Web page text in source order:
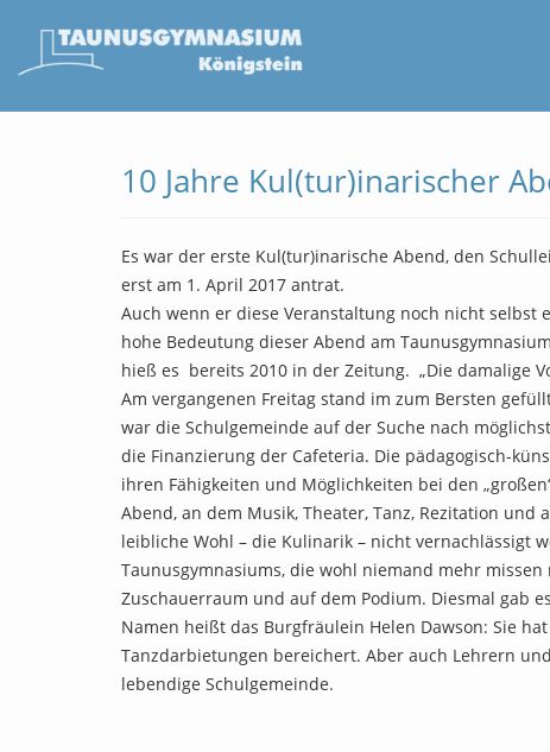
10 Jahre Kul(tur)inarischer
Es war der erste Kul(tur)inarische Abend, den
erst am 1. April 2017 antrat.
Auch wenn er diese Veranstaltung noch nicht selbst
hohe Bedeutung dieser Abend am
hieß es bereits 2010 in der Zeitung. „Die damalige
Am vergangenen Freitag stand im zum Bersten
war die Schulgemeinde auf der Suche nach
die Finanzierung der Cafeteria. Die pädagogisch-
ihren Fähigkeiten und Möglichkeiten bei den
Abend, an dem Musik, Theater, Tanz, Rezitation
leibliche Wohl – die Kulinarik – nicht vernachlässigt
Taunusgymnasiums, die wohl niemand mehr
Zuschauerraum und auf dem Podium. Diesmal gab
Namen heißt das Burgfräulein Helen Dawson: Sie
Tanzdarbietungen bereichert. Aber auch Lehrern
lebendige Schulgemeinde.